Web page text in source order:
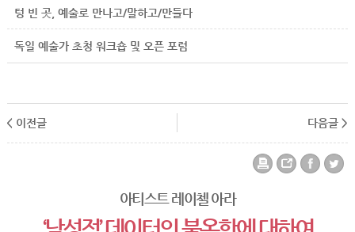
텅 빈 곳, 예술로 만나고/말하고/만들다
독일 예술가 초청 워크숍 및 오픈 포럼
< 이전글 다음글 >
아티스트 레이첼 아라